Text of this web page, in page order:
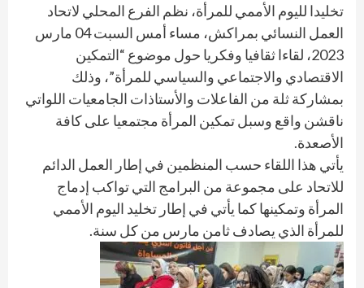
تخليدا لليوم الأممي للمرأة، نظم الفرع المحلي لاتحاد
العمل النسائي بمراكش، مساء أمس السبت 04 مارس
2023، لقاءا ثقافيا وفكريا حول موضوع “التمكين
الاقتصادي والاجتماعي والسياسي للمرأة”، وذلك
بمشاركة ثلة من الفاعلات والأستاذات الجامعيات اللواتي
ناقشن واقع وسبل تمكين المرأة مجتمعيا على كافة
الأصعدة.
يأتي هذا اللقاء حسب المنظمين في إطار العمل الدائم
للاتحاد على مجموعة من البرامج التي تواكب إدماج
المرأة وتمكينها كما يأتي في إطار تخليد اليوم الأممي
للمرأة الذي يصادف ثامن مارس من كل سنة.